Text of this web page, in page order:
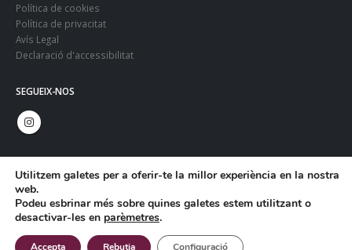
Política de cookies
Política de privacitat
Avís Legal
Declaració d'accessibilitat
SEGUEIX-NOS
© Copyright 2024. Gonclovil - Web:Infoactiva't
Utilitzem galetes per a oferir-te la millor experiència en la nostra
web.
Podeu esbrinar més sobre quines galetes estem utilitzant o
desactivar-les en parèmetres.
Accepta Rebutja Configuració